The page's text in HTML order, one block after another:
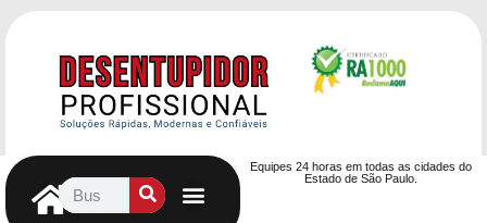
Equipes 24 horas em todas as cidades do
Estado de São Paulo.